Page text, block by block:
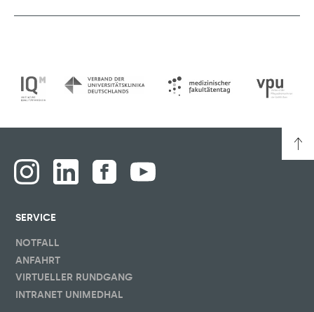
SERVICE
NOTFALL
ANFAHRT
VIRTUELLER RUNDGANG
INTRANET UNIMEDHAL